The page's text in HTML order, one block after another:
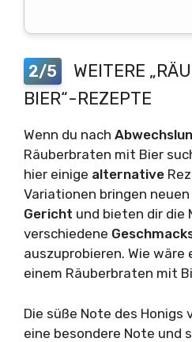
2/5
WEITERE
BIER“-REZEPTE
Wenn du nach
Räuberbraten mit Bier
hier einige alternative
Variationen bringen neuen
Gericht und bieten dir die
verschiedene
auszuprobieren. Wie wäre
einem Räuberbraten mit
Die süße Note des Honigs
eine besondere Note und